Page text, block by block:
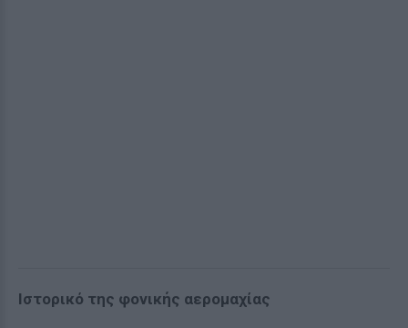
Ιστορικό της φονικής αερομαχίας